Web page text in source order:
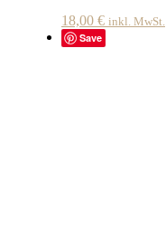
18,00 € inkl. MwSt.
Save